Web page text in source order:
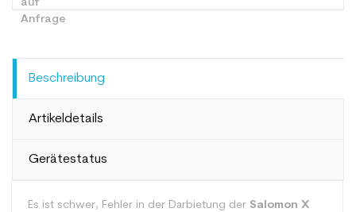
Beschreibung
Artikeldetails
Gerätestatus
Es ist schwer, Fehler in der Darbietung der Salomon X